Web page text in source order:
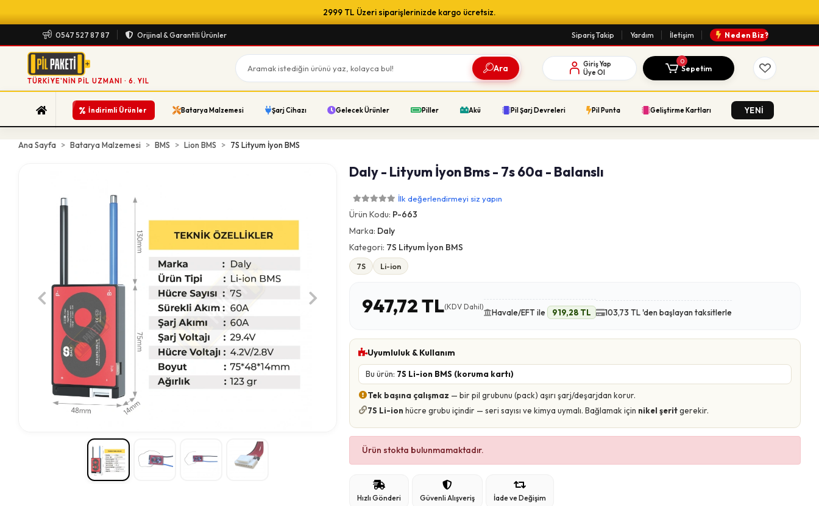
2999 TL Üzeri siparişlerinizde kargo ücretsiz.
0547 527 87 87 Orijinal & Garantili Ürünler Sipariş Takip Yardım İletişim Neden Biz?
TÜRKIYE'NIN PIL UZMANI · 6. YIL
Ara
Giriş Yap
Üye Ol
0
Sepetim
% İndirimli Ürünler Batarya Malzemesi Şarj Cihazı Gelecek Ürünler Piller Akü Pil Şarj Devreleri Pil Punta Geliştirme Kartları YENİ
Ana Sayfa Batarya Malzemesi BMS Lion BMS 7S Lityum İyon BMS
Daly - Lityum İyon Bms - 7s 60a - Balanslı
İlk değerlendirmeyi siz yapın
Ürün Kodu: P-663
Marka: Daly
Kategori: 7S Lityum İyon BMS
7S Li-ion
947,72 TL(KDV Dahil)
Havale/EFT ile 919,28 TL 103,73 TL 'den başlayan taksitlerle
Uyumluluk & Kullanım
Bu ürün: 7S Li-ion BMS (koruma kartı)
Tek başına çalışmaz — bir pil grubunu (pack) aşırı şarj/deşarjdan korur.
7S Li-ion hücre grubu içindir — seri sayısı ve kimya uymalı. Bağlamak için nikel şeritgerekir.
Ürün stokta bulunmamaktadır.
Hızlı Gönderi Güvenli Alışveriş İade ve Değişim